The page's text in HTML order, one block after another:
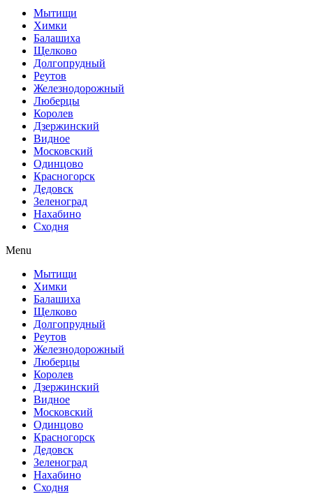
Мытищи
Химки
Балашиха
Щелково
Долгопрудный
Реутов
Железнодорожный
Люберцы
Королев
Дзержинский
Видное
Московский
Одинцово
Красногорск
Дедовск
Зеленоград
Нахабино
Сходня
Menu
Мытищи
Химки
Балашиха
Щелково
Долгопрудный
Реутов
Железнодорожный
Люберцы
Королев
Дзержинский
Видное
Московский
Одинцово
Красногорск
Дедовск
Зеленоград
Нахабино
Сходня